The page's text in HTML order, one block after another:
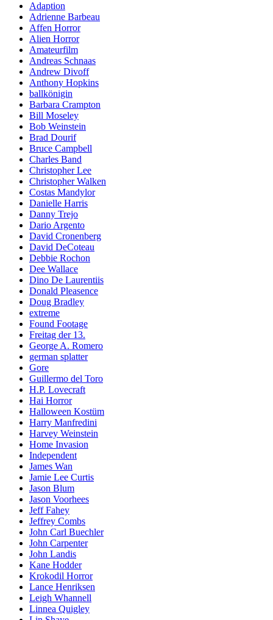
Adaption
Adrienne Barbeau
Affen Horror
Alien Horror
Amateurfilm
Andreas Schnaas
Andrew Divoff
Anthony Hopkins
ballkönigin
Barbara Crampton
Bill Moseley
Bob Weinstein
Brad Dourif
Bruce Campbell
Charles Band
Christopher Lee
Christopher Walken
Costas Mandylor
Danielle Harris
Danny Trejo
Dario Argento
David Cronenberg
David DeCoteau
Debbie Rochon
Dee Wallace
Dino De Laurentiis
Donald Pleasence
Doug Bradley
extreme
Found Footage
Freitag der 13.
George A. Romero
german splatter
Gore
Guillermo del Toro
H.P. Lovecraft
Hai Horror
Halloween Kostüm
Harry Manfredini
Harvey Weinstein
Home Invasion
Independent
James Wan
Jamie Lee Curtis
Jason Blum
Jason Voorhees
Jeff Fahey
Jeffrey Combs
John Carl Buechler
John Carpenter
John Landis
Kane Hodder
Krokodil Horror
Lance Henriksen
Leigh Whannell
Linnea Quigley